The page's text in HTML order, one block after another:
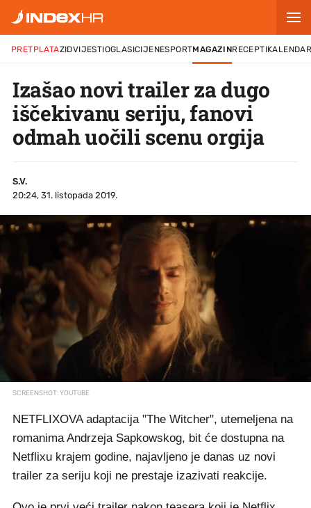
PRETPLATAZIDVIJESTIOGLASICIJENESPORTMAGAZINRECEPTI
Izašao novi trailer za dugo
iščekivanu seriju, fanovi
odmah uočili scenu orgija
S.V.
20:24, 31. listopada 2019.
SCREENSHOT: YOUTUBE
NETFLIXOVA adaptacija "The Witcher", utemeljena na
romanima Andrzeja Sapkowskog, bit će dostupna na
Netflixu krajem godine, najavljeno je danas uz novi
trailer za seriju koji ne prestaje izazivati reakcije.